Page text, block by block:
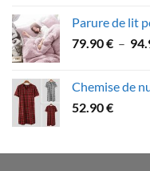
Parure de lit
79.90€ –
Chemise de
52.90€